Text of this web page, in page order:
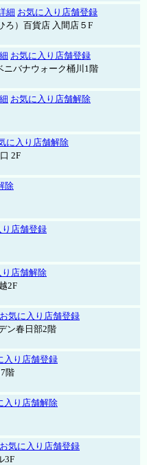
細 お気に入り店舗登録
）百貨店 入間店５F
お気に入り店舗登録
バナウォーク桶川1階
お気に入り店舗解除
に入り店舗解除
2F
除
り店舗登録
り店舗解除
2F
お気に入り店舗登録
ン春日部2階
入り店舗登録
階
入り店舗解除
お気に入り店舗登録
3F